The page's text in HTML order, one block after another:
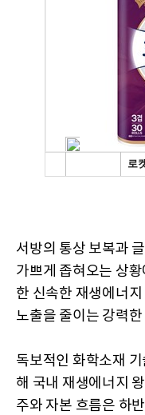
서방의 통상 보복과
가쁘게 좁혀오는 상
한 신속한 재생에너
노출을 줄이는 강력
독보적인 화학소재
해 국내 재생에너지
주와 자본 흐름은 하